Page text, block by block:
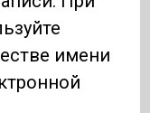
имени